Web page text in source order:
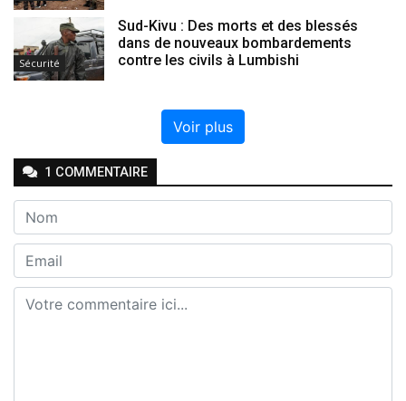
Sécurité
Sud-Kivu : Des morts et des blessés
dans de nouveaux bombardements
contre les civils à Lumbishi
Voir plus
1 COMMENTAIRE